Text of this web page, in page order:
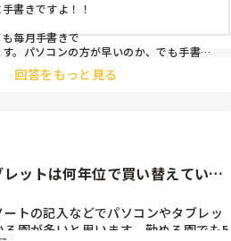
書きですよ！！
毎月手書きで
。パソコンの方が早いのか、でも手書き
あるよねーと悩みながらそのまま時が過ぎ
回答をもっと見る
ットは何年位で買い替えていま
トの記入などでパソコンやタブレッ
る園が多いと思います。勤める園でも5